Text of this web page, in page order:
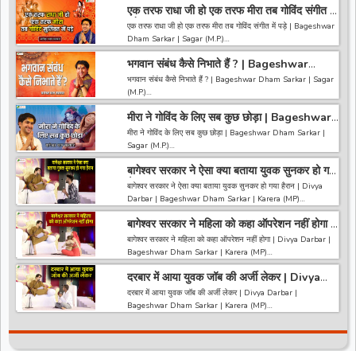
एक तरफ राधा जी हो एक तरफ मीरा तब गोविंद संगीत में
पड़े | Bageshwar Dham Sarkar | Sagar
(M.P.)
एक तरफ राधा जी हो एक तरफ मीरा तब गोविंद संगीत में पड़े | Bageshwar
Dham Sarkar | Sagar (M.P.)
------------------------------------------------------------------
------------------------------------
अगर आपको हमारी वीडियो अच्छी लगी तो हमारे चैनल को सब्सक्राइब करना
ना भूले और वीडियो को लाइक करे कमेंट करे और शेयर करे.
https://bit.ly/2HNBbHd
------------------------------------------------------------------
---------------------
भगवान संबंध कैसे निभाते हैं ? | Bageshwar
Dham Sarkar | Sagar (M.P.)
भगवान संबंध कैसे निभाते हैं ? | Bageshwar Dham Sarkar | Sagar
(M.P.)
------------------------------------------------------------------
------------------------------------
अगर आपको हमारी वीडियो अच्छी लगी तो हमारे चैनल को सब्सक्राइब करना
ना भूले और वीडियो को लाइक करे कमेंट करे और शेयर करे.
https://bit.ly/2HNBbHd
------------------------------------------------------------------
-----------------------------------------
मीरा ने गोविंद के लिए सब कुछ छोड़ा | Bageshwar
Dham Sarkar | Sagar (M.P.)
मीरा ने गोविंद के लिए सब कुछ छोड़ा | Bageshwar Dham Sarkar |
Sagar (M.P.)
------------------------------------------------------------------
------------------------------------
अगर आपको हमारी वीडियो अच्छी लगी तो हमारे चैनल को सब्सक्राइब करना
ना भूले और वीडियो को लाइक करे कमेंट करे और शेयर करे.
https://bit.ly/2HNBbHd
------------------------------------------------------------------
-----------------------------------------
बागेश्वर सरकार ने ऐसा क्या बताया युवक सुनकर हो गया
हैरान | Divya Darbar | Bageshwar Dham |
Karera
बागेश्वर सरकार ने ऐसा क्या बताया युवक सुनकर हो गया हैरान | Divya
Darbar | Bageshwar Dham Sarkar | Karera (MP)
~~~~~~~~~~~~~~~~~~~~~~~~~~~~~~~~~~~~~~~~~~~~
~~~~~~~~
अगर आपको हमारी वीडियो अच्छी लगी तो हमारे चैनल को सब्सक्राइब करना
ना भूले और वीडियो को लाइक करे कमेंट करे और शेयर करे.
https://bit.ly/2HNBbHd
------------------------------------------------------------------
-----------------------------------------
Like *
बागेश्वर सरकार ने महिला को कहा ऑपरेशन नहीं होगा |
Divya Darbar | Bageshwar Dham |
Karera
बागेश्वर सरकार ने महिला को कहा ऑपरेशन नहीं होगा | Divya Darbar |
Bageshwar Dham Sarkar | Karera (MP)
~~~~~~~~~~~~~~~~~~~~~~~~~~~~~~~~~~~~~~~~~~~~
~~~~~~~~
अगर आपको हमारी वीडियो अच्छी लगी तो हमारे चैनल को सब्सक्राइब करना
ना भूले और वीडियो को लाइक करे कमेंट करे और शेयर करे.
https://bit.ly/2HNBbHd
दरबार में आया युवक जॉब की अर्जी लेकर | Divya
Darbar | Bageshwar Dham | Karera
दरबार में आया युवक जॉब की अर्जी लेकर | Divya Darbar |
Bageshwar Dham Sarkar | Karera (MP)
~~~~~~~~~~~~~~~~~~~~~~~~~~~~~~~~~~~~~~~~~~~~